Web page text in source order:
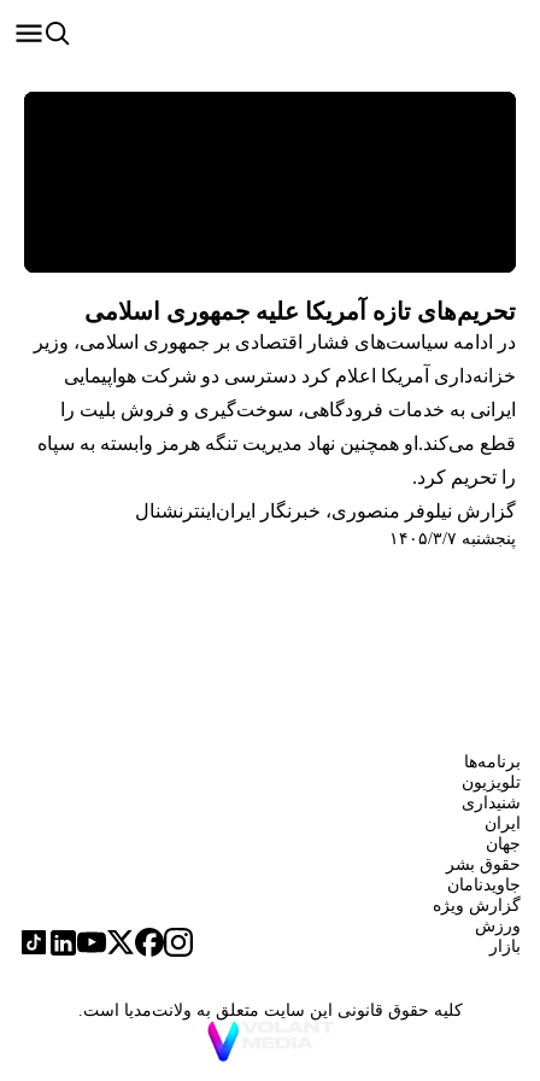
تحریم‌های تازه آمریکا علیه جمهوری اسلامی
در ادامه سیاست‌های فشار اقتصادی بر جمهوری اسلامی، وزیر
خزانه‌داری آمریکا اعلام کرد دسترسی دو شرکت هواپیمایی
ایرانی به خدمات فرودگاهی، سوخت‌گیری و فروش بلیت را
قطع می‌کند.او همچنین نهاد مدیریت تنگه هرمز وابسته به سپاه
را تحریم کرد.
گزارش نیلوفر منصوری، خبرنگار ایران‌اینترنشنال
پنجشنبه ۱۴۰۵/۳/۷
برنامه‌ها
تلویزیون
شنیداری
ایران
جهان
حقوق بشر
جاویدنامان
گزارش ویژه
ورزش
بازار
کلیه حقوق قانونی این سایت متعلق به ولانت‌مدیا است.